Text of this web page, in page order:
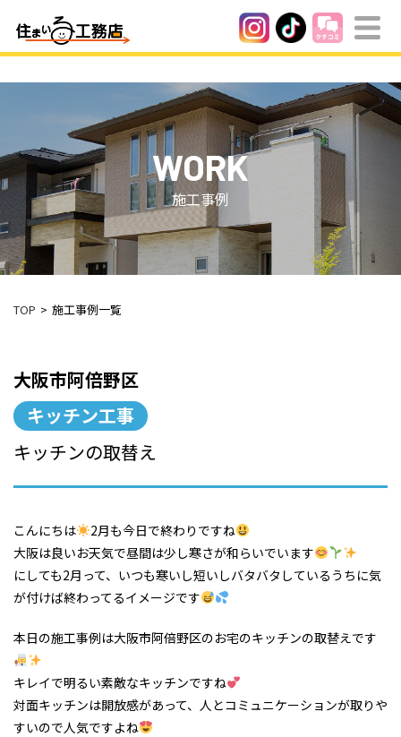
WORK
施工事例
TOP 施工事例一覧
大阪市阿倍野区
キッチン工事
キッチンの取替え
こんにちは
2月も今日で終わりですね
大阪は良いお天気で昼間は少し寒さが和らいでいます
にしても2月って、いつも寒いし短いしバタバタしているうちに気
が付けば終わってるイメージです
本日の施工事例は大阪市阿倍野区のお宅のキッチンの取替えです
キレイで明るい素敵なキッチンですね
対面キッチンは開放感があって、人とコミュニケーションが取りや
すいので人気ですよね